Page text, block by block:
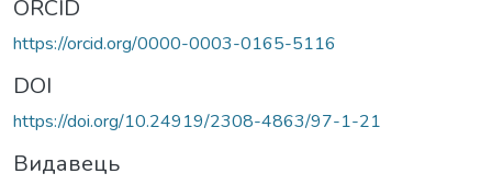
ORCID
https://orcid.org/0000-0003-0165-5116
DOI
https://doi.org/10.24919/2308-4863/97-1-21
Видавець